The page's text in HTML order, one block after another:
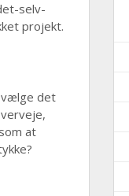
selv-
projekt.
vælge det
at